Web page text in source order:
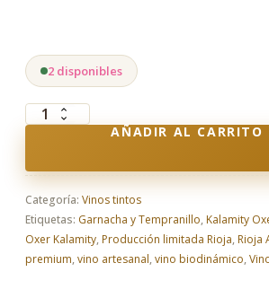
2 disponibles
Oxer
2024
edición
exclusiva
cantidad
AÑADIR AL CARRITO
Categoría: Vinos tintos
Etiquetas: Garnacha y Tempranillo, Kalamity
Oxer Kalamity, Producción limitada Rioja, Rioja
premium,vino artesanal,vino biodinámico,